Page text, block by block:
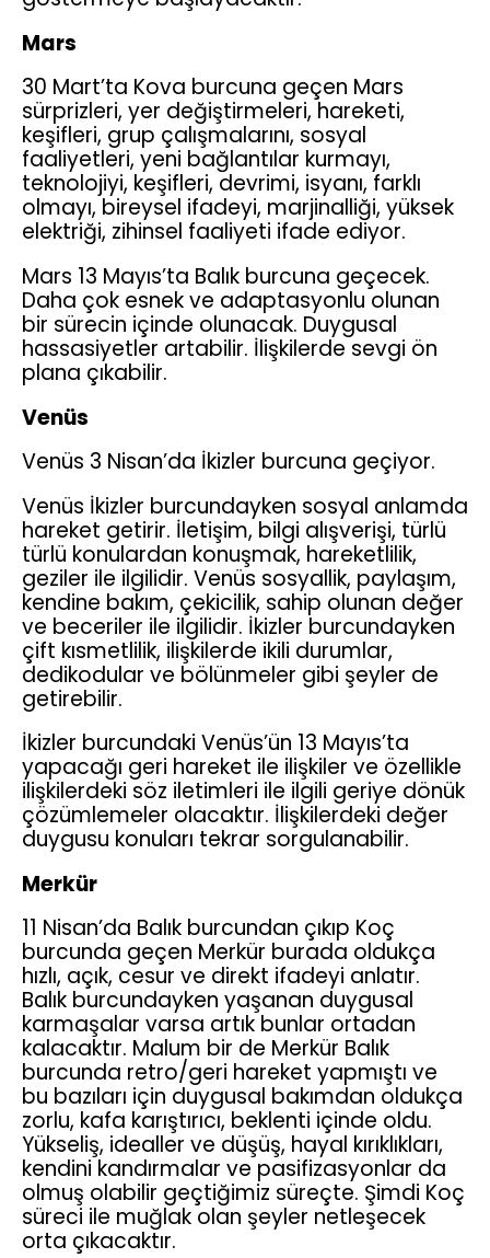
Mars
30 Mart’ta Kova burcuna geçen Mars
sürprizleri, yer değiştirmeleri, hareketi,
keşifleri, grup çalışmalarını, sosyal
faaliyetleri, yeni bağlantılar kurmayı,
teknolojiyi, keşifleri, devrimi, isyanı, farklı
olmayı, bireysel ifadeyi, marjinalliği, yüksek
elektriği, zihinsel faaliyeti ifade ediyor.
Mars 13 Mayıs’ta Balık burcuna geçecek.
Daha çok esnek ve adaptasyonlu olunan
bir sürecin içinde olunacak. Duygusal
hassasiyetler artabilir. İlişkilerde sevgi ön
plana çıkabilir.
Venüs
Venüs 3 Nisan’da İkizler burcuna geçiyor.
Venüs İkizler burcundayken sosyal anlamda
hareket getirir. İletişim, bilgi alışverişi, türlü
türlü konulardan konuşmak, hareketlilik,
geziler ile ilgilidir. Venüs sosyallik, paylaşım,
kendine bakım, çekicilik, sahip olunan değer
ve beceriler ile ilgilidir. İkizler burcundayken
çift kısmetlilik, ilişkilerde ikili durumlar,
dedikodular ve bölünmeler gibi şeyler de
getirebilir.
İkizler burcundaki Venüs’ün 13 Mayıs’ta
yapacağı geri hareket ile ilişkiler ve özellikle
ilişkilerdeki söz iletimleri ile ilgili geriye dönük
çözümlemeler olacaktır. İlişkilerdeki değer
duygusu konuları tekrar sorgulanabilir.
Merkür
11 Nisan’da Balık burcundan çıkıp Koç
burcunda geçen Merkür burada oldukça
hızlı, açık, cesur ve direkt ifadeyi anlatır.
Balık burcundayken yaşanan duygusal
karmaşalar varsa artık bunlar ortadan
kalacaktır. Malum bir de Merkür Balık
burcunda retro/geri hareket yapmıştı ve
bu bazıları için duygusal bakımdan oldukça
zorlu, kafa karıştırıcı, beklenti içinde oldu.
Yükseliş, idealler ve düşüş, hayal kırıklıkları,
kendini kandırmalar ve pasifizasyonlar da
olmuş olabilir geçtiğimiz süreçte. Şimdi Koç
süreci ile muğlak olan şeyler netleşecek
orta çıkacaktır.